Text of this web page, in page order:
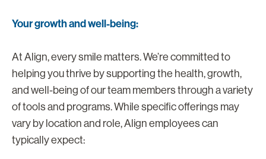
Your growth and well-being:
At Align, every smile matters. We’re committed to
helping you thrive by supporting the health, growth,
and well-being of our team members through a variety
of tools and programs. While specific offerings may
vary by location and role, Align employees can
typically expect: